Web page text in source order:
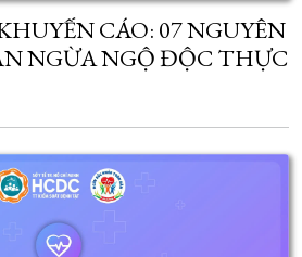
CÁO: 07 NGUYÊN
NGỪA NGỘ ĐỘC THỰC